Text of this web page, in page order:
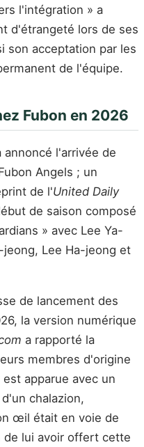
l'intégration » a
d'étrangeté lors de ses
son acceptation par les
de l'équipe.
Fubon en 2026
annoncé l'arrivée de
Angels ; un
de l'United Daily
de saison composé
» avec Lee Ya-
Lee Ha-jeong et
de lancement des
la version numérique
a rapporté la
membres d'origine
apparue avec un
chalazion,
œil était en voie de
de lui avoir offert cette